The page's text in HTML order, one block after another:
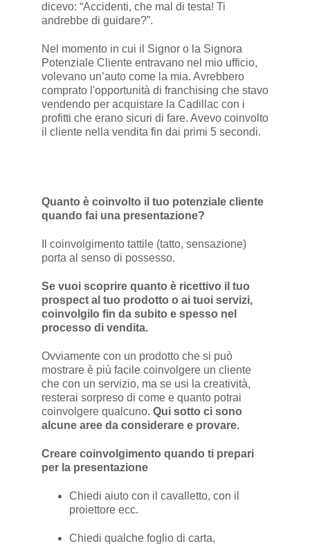
dicevo: “Accidenti, che mal di testa! Ti
andrebbe di guidare?”.
Nel momento in cui il Signor o la Signora
Potenziale Cliente entravano nel mio ufficio,
volevano un’auto come la mia. Avrebbero
comprato l'opportunità di franchising che stavo
vendendo per acquistare la Cadillac con i
profitti che erano sicuri di fare. Avevo coinvolto
il cliente nella vendita fin dai primi 5 secondi.
Quanto è coinvolto il tuo potenziale cliente
quando fai una presentazione?
Il coinvolgimento tattile (tatto, sensazione)
porta al senso di possesso.
Se vuoi scoprire quanto è ricettivo il tuo
prospect al tuo prodotto o ai tuoi servizi,
coinvolgilo fin da subito e spesso nel
processo di vendita.
Ovviamente con un prodotto che si può
mostrare è più facile coinvolgere un cliente
che con un servizio, ma se usi la creatività,
resterai sorpreso di come e quanto potrai
coinvolgere qualcuno. Qui sotto ci sono
alcune aree da considerare e provare.
Creare coinvolgimento quando ti prepari
per la presentazione
Chiedi aiuto con il cavalletto, con il
proiettore ecc.
Chiedi qualche foglio di carta,